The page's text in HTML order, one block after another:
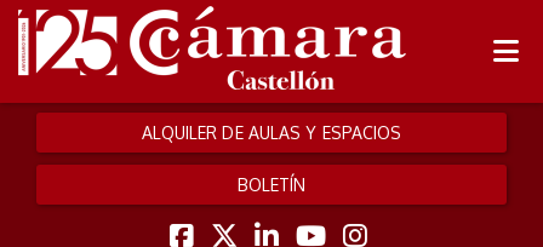
ALQUILER DE AULAS Y ESPACIOS
BOLETÍN